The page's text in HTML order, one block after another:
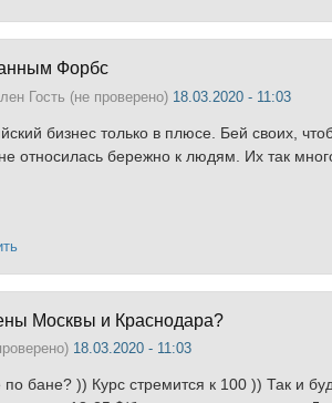
Форбс
Гость (не проверено) 18.03.2020 - 11:03
бизнес только в плюсе. Бей своих,
относилась бережно к людям. Их так
Москвы и Краснодара?
18.03.2020 - 11:03
по бане? )) Курс стремится к 100 )) Так и